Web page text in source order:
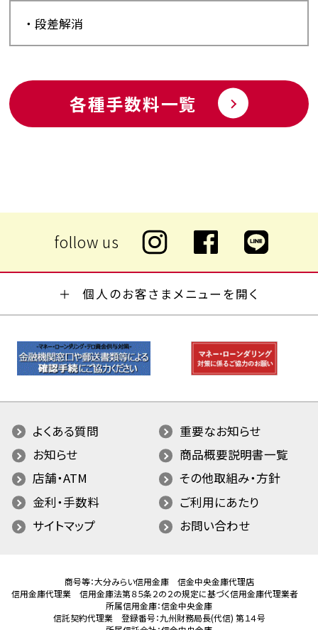
段差解消
各種手数料一覧
個人のお客さまメニューを開く
よくある質問
重要なお知らせ
お知らせ
商品概要説明書一覧
店舗・ATM
その他取組み・方針
金利・手数料
ご利用にあたり
サイトマップ
お問い合わせ
商号等：大分みらい信用金庫 信金中央金庫代理店
信用金庫代理業 信用金庫法第８５条２の２の規定に基づく信用金庫代理業者
所属信用金庫：信金中央金庫
信託契約代理業 登録番号：九州財務局長(代信) 第１４号